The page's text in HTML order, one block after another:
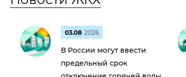
03.08 2026
В России могут ввести
предельный срок